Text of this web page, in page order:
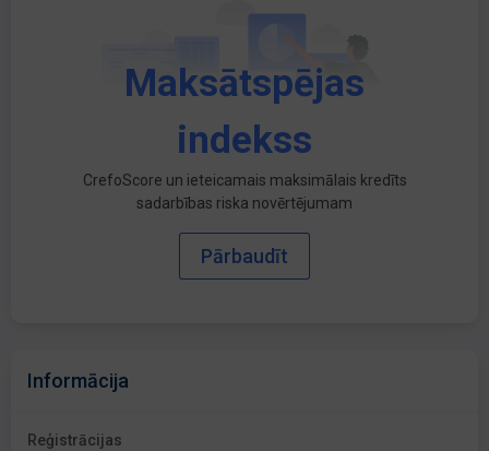
Maksātspējas
indekss
CrefoScore un ieteicamais maksimālais kredīts
sadarbības riska novērtējumam
Pārbaudīt
Informācija
Reģistrācijas